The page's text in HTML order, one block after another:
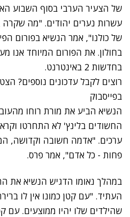
של הצעיר הערבי בסוף השבוע
עשרות נערים יהודים. "מה שקרה
של כולנו", אמר הנשיא בפורום
בחולון. את הפורום המיוחד אנו
בחדשות 2 באינטרנט.
בפייסבוק
הנשיא הביע את מורת רוחו
החשודים בלינץ' לא התחרטו
ערכים. "אדמה חשובה וקדושה,
פחות - כל אדם", אמר פרס.
נסה שוב
במהלך נאומו הדגיש הנשיא את
העתיד. "עם קטן כמונו אין לו
שהילדים שלו יהיו ממוצעים. עם